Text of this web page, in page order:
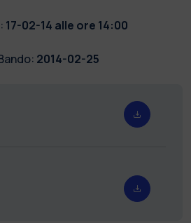
17-02-14 alle ore 14:00
2014-02-25